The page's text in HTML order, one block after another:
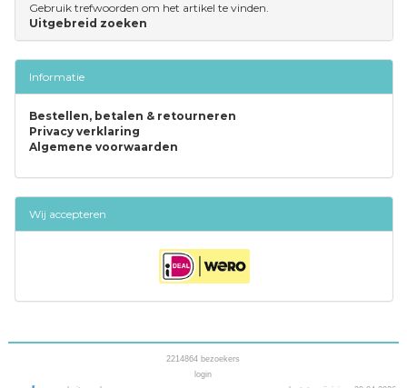
Gebruik trefwoorden om het artikel te vinden.
Uitgebreid zoeken
Informatie
Bestellen, betalen & retourneren
Privacy verklaring
Algemene voorwaarden
Wij accepteren
2214864 bezoekers
login